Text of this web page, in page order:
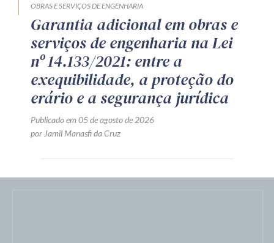
OBRAS E SERVIÇOS DE ENGENHARIA
Garantia adicional em obras e
serviços de engenharia na Lei
nº 14.133/2021: entre a
exequibilidade, a proteção do
erário e a segurança jurídica
Publicado em 05 de agosto de 2026
por Jamil Manasfi da Cruz